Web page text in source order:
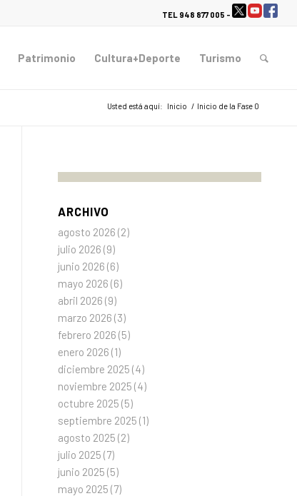
TEL 948 877 005 -
Patrimonio Cultura+Deporte Turismo
Usted está aquí: Inicio / Inicio de la Fase 0
ARCHIVO
agosto 2026 (2)
julio 2026 (9)
junio 2026 (6)
mayo 2026 (6)
abril 2026 (9)
marzo 2026 (3)
febrero 2026 (5)
enero 2026 (1)
diciembre 2025 (4)
noviembre 2025 (4)
octubre 2025 (5)
septiembre 2025 (1)
agosto 2025 (2)
julio 2025 (7)
junio 2025 (5)
mayo 2025 (7)